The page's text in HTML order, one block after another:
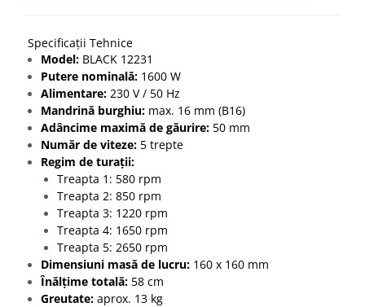
Specificații Tehnice
Model: BLACK 12231
Putere nominală: 1600 W
Alimentare: 230 V / 50 Hz
Mandrină burghiu: max. 16 mm (B16)
Adâncime maximă de găurire: 50 mm
Număr de viteze: 5 trepte
Regim de turații:
Treapta 1: 580 rpm
Treapta 2: 850 rpm
Treapta 3: 1220 rpm
Treapta 4: 1650 rpm
Treapta 5: 2650 rpm
Dimensiuni masă de lucru: 160 x 160 mm
Înălțime totală: 58 cm
Greutate: aprox. 13 kg